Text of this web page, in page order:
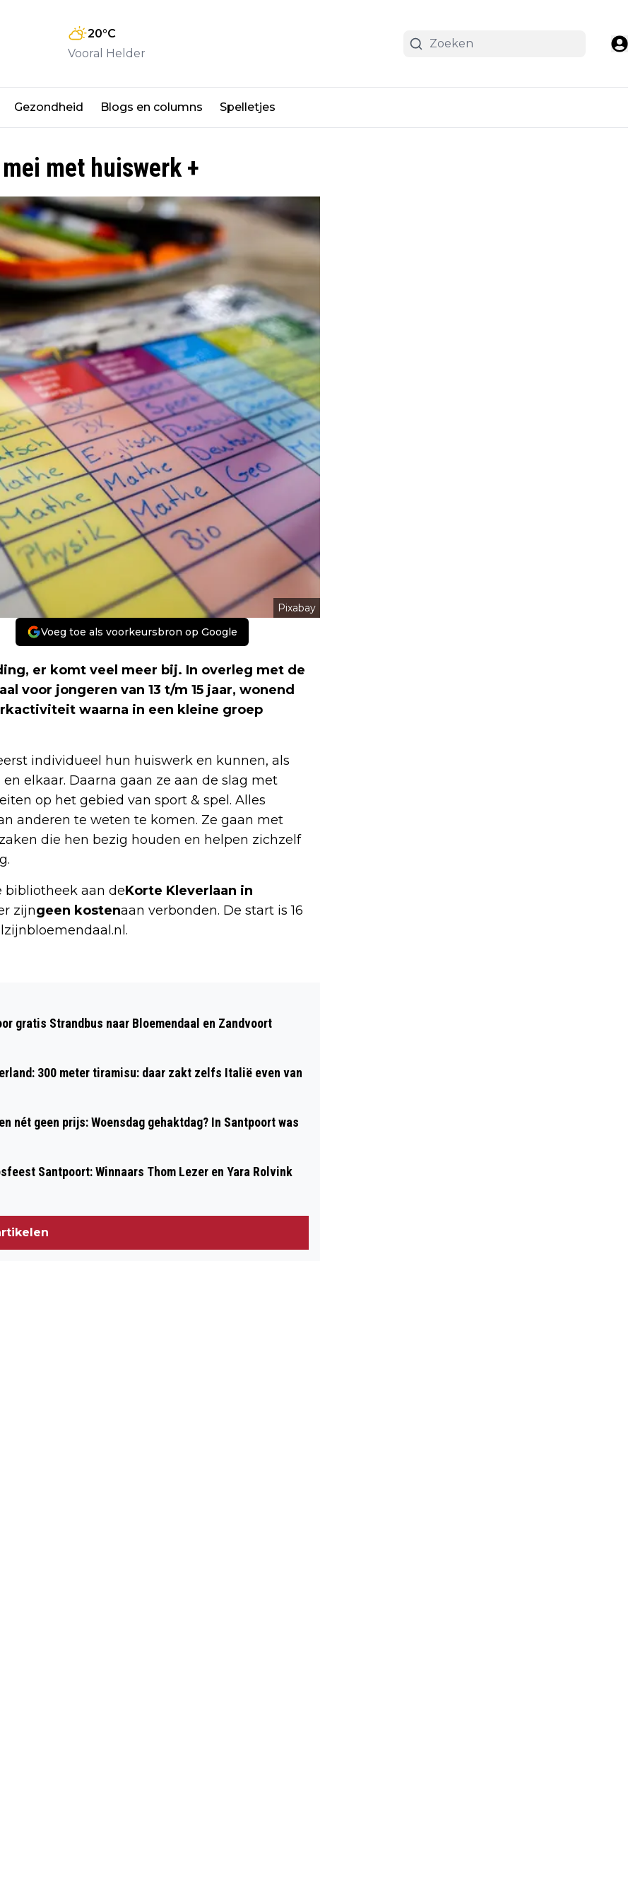
20°C
Vooral Helder
Gezondheid Blogs en columns Spelletjes
met huiswerk +
Pixabay
Voeg toe als voorkeursbron op Google
er komt veel meer bij. In overleg met de
voor jongeren van 13 t/m 15 jaar, wonend
waarna in een kleine groep
individueel hun huiswerk en kunnen, als
elkaar. Daarna gaan ze aan de slag met
op het gebied van sport & spel. Alles
anderen te weten te komen. Ze gaan met
die hen bezig houden en helpen zichzelf
bibliotheek aan deKorte Kleverlaan in
zijngeen kostenaan verbonden. De start is 16
.
gratis Strandbus naar Bloemendaal en Zandvoort
300 meter tiramisu: daar zakt zelfs Italië even van
nét geen prijs: Woensdag gehaktdag? In Santpoort was
Santpoort: Winnaars Thom Lezer en Yara Rolvink